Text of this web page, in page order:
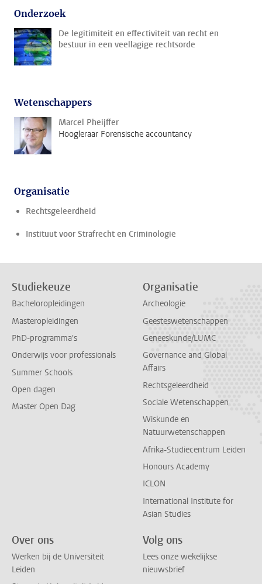
Onderzoek
De legitimiteit en effectiviteit van recht en
bestuur in een veellagige rechtsorde
Wetenschappers
Marcel Pheijffer
Hoogleraar Forensische accountancy
Organisatie
Rechtsgeleerdheid
Instituut voor Strafrecht en Criminologie
Studiekeuze
Bacheloropleidingen
Masteropleidingen
PhD-programma's
Onderwijs voor professionals
Summer Schools
Open dagen
Master Open Dag
Organisatie
Archeologie
Geesteswetenschappen
Geneeskunde/LUMC
Governance and Global
Affairs
Rechtsgeleerdheid
Sociale Wetenschappen
Wiskunde en
Natuurwetenschappen
Afrika-Studiecentrum Leiden
Honours Academy
ICLON
International Institute for
Asian Studies
Over ons
Werken bij de Universiteit
Leiden
Volg ons
Lees onze wekelijkse
nieuwsbrief